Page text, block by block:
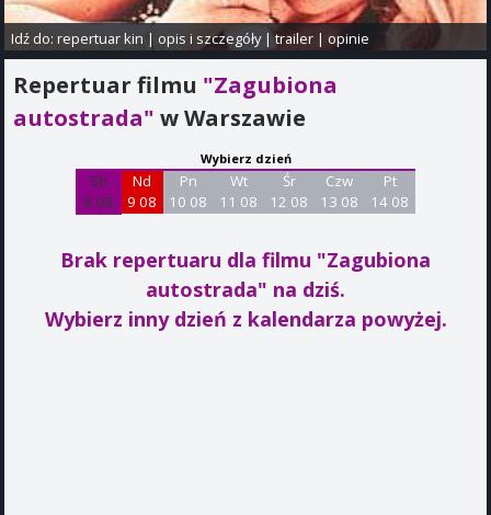
Idź do:repertuar kin | opis i szczegóły|trailer |opinie
Repertuar filmu "Zagubiona
autostrada" w Warszawie
Wybierz dzień
Sb
8 08
Nd
9 08
Pn
10 08
Wt
11 08
Śr
12 08
Czw
13 08
Pt
14 08
Brak repertuaru dla filmu "Zagubiona
autostrada" na dziś.
Wybierz inny dzień z kalendarza powyżej.